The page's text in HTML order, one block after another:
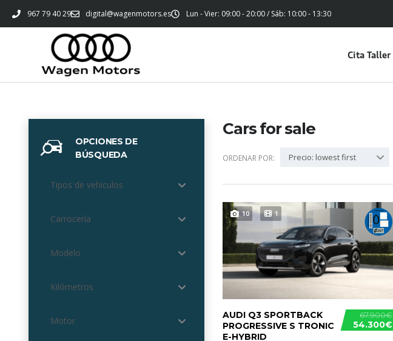
967 79 40 29 digital@wagenmotors.es Lun - Vier: 09:00 - 20:00 / Sáb: 10:00 - 13:30
Cita Taller
OPCIONES DE
BÚSQUEDA
Tipos de vehiculos
Carrocería
Modelo
Kilómetros
Motor
Cars for sale
ORDENAR POR: Precio: lowest first
10 1
67.900€
54.300€
AUDI Q3 SPORTBACK
PROGRESSIVE S TRONIC
E-HYBRID